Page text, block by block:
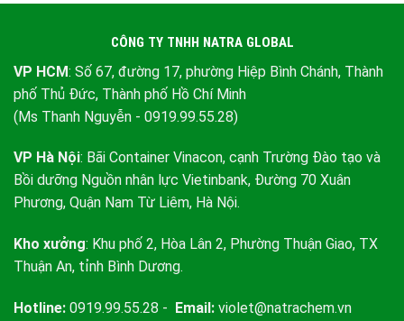
CÔNG TY TNHH NATRA GLOBAL
VP HCM: Số 67, đường 17, phường Hiệp Bình Chánh, Thành
phố Thủ Đức, Thành phố Hồ Chí Minh
(Ms Thanh Nguyễn - 0919.99.55.28)
VP Hà Nội: Bãi Container Vinacon, cạnh Trường Đào tạo và
Bồi dưỡng Nguồn nhân lực Vietinbank, Đường 70 Xuân
Phương, Quận Nam Từ Liêm, Hà Nội.
Kho xưởng: Khu phố 2, Hòa Lân 2, Phường Thuận Giao, TX
Thuận An, tỉnh Bình Dương.
Hotline: 0919.99.55.28 - Email: violet@natrachem.vn